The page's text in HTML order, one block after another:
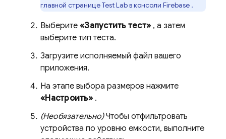
главной страницеTest Labв консоли Firebase .
Выберите «Запустить тест» , а затем
выберите тип теста.
Загрузите исполняемый файл вашего
приложения.
На этапе выбора размеров нажмите
«Настроить».
(Необязательно)Чтобы отфильтровать
устройства по уровню емкости, выполните